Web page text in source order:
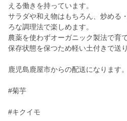
える働きを持っています。
サラダや和え物はもちろん、炒める
ろな調理法で楽しめます。
農薬を使わずオーガニック製法で育
保存状態を保つため軽い土付きで送
鹿児島鹿屋市からの配送になります。
#菊芋
#キクイモ